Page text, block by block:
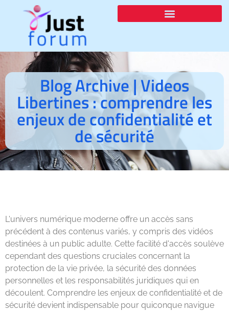
Blog Archive | Videos
Libertines : comprendre les
enjeux de confidentialité et
de sécurité
L'univers numérique moderne offre un accès sans
précédent à des contenus variés, y compris des vidéos
destinées à un public adulte. Cette facilité d'accès soulève
cependant des questions cruciales concernant la
protection de la vie privée, la sécurité des données
personnelles et les responsabilités juridiques qui en
découlent. Comprendre les enjeux de confidentialité et de
sécurité devient indispensable pour quiconque navigue